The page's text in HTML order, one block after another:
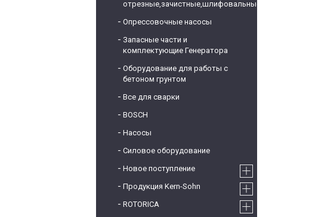
отрезные,зачистные,шлифовальные
Опрессовочные насосы
Запасные части и
комплектующие Генератора
Оборудование для работы с
бетоном грунтом
Все для сварки
BOSCH
Насосы
Силовое оборудование
Новое поступление
Продукция Kern-Sohn
ROTORICA